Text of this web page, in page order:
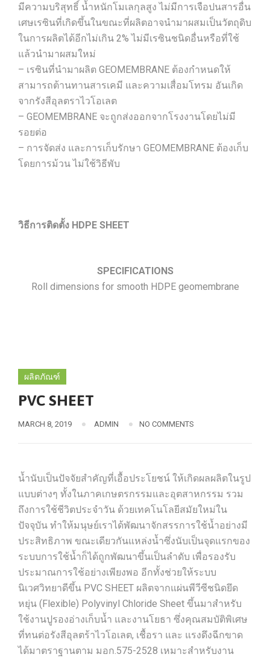
มีความบริสุทธิ์ น้ำหนักโมเลกุลสูง ไม่มีการเจือปนสารอื่น
เศษเรซินที่เกิดขึ้นในขณะที่ผลิตอาจนำมาผสมเป็นวัตถุดิบ
ในการผลิตได้อีกไม่เกิน 2% ไม่มีเรซินชนิดอื่นหรือที่ใช้
แล้วนำมาผสมใหม่
– เรซินที่นำมาผลิต GEOMEMBRANE ต้องกำหนดให้
สามารถต้านทานสารเคมี และความเสื่อมโทรม อันเกิด
จากรังสีอุลตราไวโอเลต
– GEOMEMBRANE จะถูกส่งออกจากโรงงานโดยไม่มี
รอยต่อ
– การจัดส่ง และการเก็บรักษา GEOMEMBRANE ต้องเก็บ
โดยการม้วน ไม่ใช้วิธีพับ
วิธีการติดตั้ง HDPE SHEET
SPECIFICATIONS
Roll dimensions for smooth HDPE geomembrane
ผลิตภัณฑ์
PVC SHEET
MARCH 8, 2019 ADMIN NO COMMENTS
น้ำนับเป็นปัจจัยสำคัญที่เอื้อประโยชน์ ให้เกิดผลผลิตในรูป
แบบต่างๆ ทั้งในภาคเกษตรกรรมและอุตสาหกรรม รวม
ถึงการใช้ชีวิตประจำวัน ด้วยเทคโนโลยีสมัยใหม่ใน
ปัจจุบัน ทำให้มนุษย์เราได้พัฒนาจักสรรการใช้น้ำอย่างมี
ประสิทธิภาพ ขณะเดียวกันแหล่งน้ำซึ่งนับเป็นจุดแรกของ
ระบบการใช้น้ำก็ได้ถูกพัฒนาขึ้นเป็นลำดับ เพื่อรองรับ
ประมาณการใช้อย่างเพียงพอ อีกทั้งช่วยให้ระบบ
นิเวศวิทยาดีขึ้น PVC SHEET ผลิตจากแผ่นพีวีซีชนิดยึด
หยุ่น (Flexible) Polyvinyl Chloride Sheet ขึ้นมาสำหรับ
ใช้งานปูรองอ่างเก็บน้ำ และงานโยธา ซึ่งคุณสมบัติพิเศษ
ที่ทนต่อรังสีอุลตร้าไวโอเลต, เชื้อรา และ แรงดึงฉีกขาด
ได้มาตราฐานตาม มอก.575-2528 เหมาะสำหรับงาน